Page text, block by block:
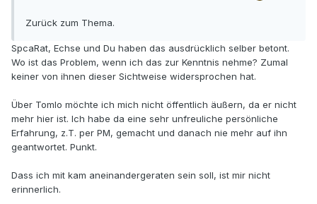
Zurück zum Thema.
SpcaRat, Echse und Du haben das ausdrücklich selber betont.
Wo ist das Problem, wenn ich das zur Kenntnis nehme? Zumal
keiner von ihnen dieser Sichtweise widersprochen hat.
Über Tomlo möchte ich mich nicht öffentlich äußern, da er nicht
mehr hier ist. Ich habe da eine sehr unfreuliche persönliche
Erfahrung, z.T. per PM, gemacht und danach nie mehr auf ihn
geantwortet. Punkt.
Dass ich mit kam aneinandergeraten sein soll, ist mir nicht
erinnerlich.